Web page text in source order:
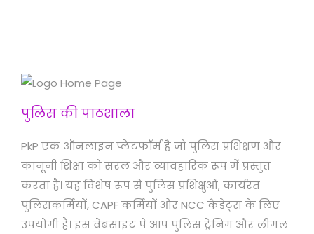
पुलिस की पाठशाला
PkP एक ऑनलाइन प्लेटफॉर्म है जो पुलिस प्रशिक्षण और
कानूनी शिक्षा को सरल और व्यावहारिक रूप में प्रस्तुत
करता है। यह विशेष रूप से पुलिस प्रशिक्षुओं, कार्यरत
पुलिसकर्मियों, CAPF कर्मियों और NCC कैडेट्स के लिए
उपयोगी है। इस वेबसाइट पे आप पुलिस ट्रेनिंग और लीगल